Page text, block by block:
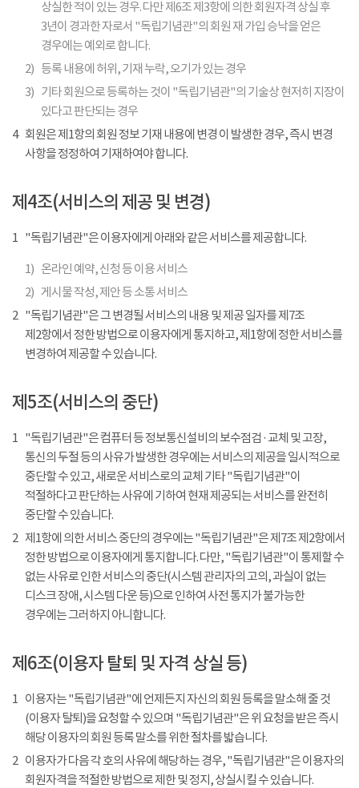
상실한 적이 있는 경우. 다만 제6조 제3항에 의한 회원자격 상실 후
3년이 경과한 자로서 "독립기념관"의 회원 재 가입 승낙을 얻은
경우에는 예외로 합니다.
2) 등록 내용에 허위, 기재 누락, 오기가 있는 경우
3) 기타 회원으로 등록하는 것이 "독립기념관"의 기술상 현저히 지장이
있다고 판단되는 경우
4
회원은 제1항의 회원 정보 기재 내용에 변경 이 발생한 경우, 즉시 변경
사항을 정정하여 기재하여야 합니다.
제4조(서비스의 제공 및 변경)
1 "독립기념관"은 이용자에게 아래와 같은 서비스를 제공합니다.
1) 온라인 예약, 신청 등 이용 서비스
2) 게시물 작성, 제안 등 소통 서비스
2 "독립기념관"은 그 변경될 서비스의 내용 및 제공 일자를 제7조
제2항에서 정한 방법으로 이용자에게 통지하고, 제1항에 정한 서비스를
변경하여 제공할 수 있습니다.
제5조(서비스의 중단)
1 "독립기념관"은 컴퓨터 등 정보통신설비의 보수점검 · 교체 및 고장,
통신의 두절 등의 사유가 발생한 경우에는 서비스의 제공을 일시적으로
중단할 수 있고, 새로운 서비스로의 교체 기타 "독립기념관"이
적절하다고 판단하는 사유에 기하여 현재 제공되는 서비스를 완전히
중단할 수 있습니다.
2 제1항에 의한 서비스 중단의 경우에는 "독립기념관"은 제7조 제2항에서
정한 방법으로 이용자에게 통지합니다. 다만, "독립기념관"이 통제할 수
없는 사유로 인한 서비스의 중단(시스템 관리자의 고의, 과실이 없는
디스크 장애, 시스템 다운 등)으로 인하여 사전 통지가 불가능한
경우에는 그러하지 아니합니다.
제6조(이용자 탈퇴 및 자격 상실 등)
1 이용자는 "독립기념관"에 언제든지 자신의 회원 등록을 말소해 줄 것
(이용자 탈퇴)을 요청할 수 있으며 "독립기념관"은 위 요청을 받은 즉시
해당 이용자의 회원 등록 말소를 위한 절차를 밟습니다.
2 이용자가 다음 각 호의 사유에 해당하는 경우, "독립기념관"은 이용자의
회원자격을 적절한 방법으로 제한 및 정지, 상실시킬 수 있습니다.